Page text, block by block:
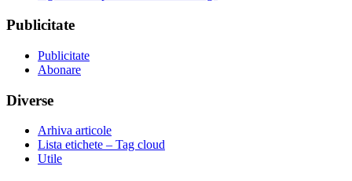
Publicitate
Publicitate
Abonare
Diverse
Arhiva articole
Lista etichete – Tag cloud
Utile